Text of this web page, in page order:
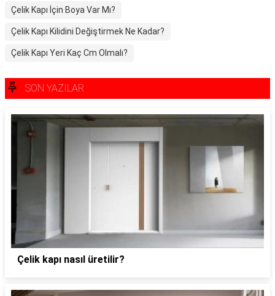
Çelik Kapı İçin Boya Var Mı?
Çelik Kapı Kilidini Değiştirmek Ne Kadar?
Çelik Kapı Yeri Kaç Cm Olmalı?
SON YAZILAR
Çelik kapı nasıl üretilir?